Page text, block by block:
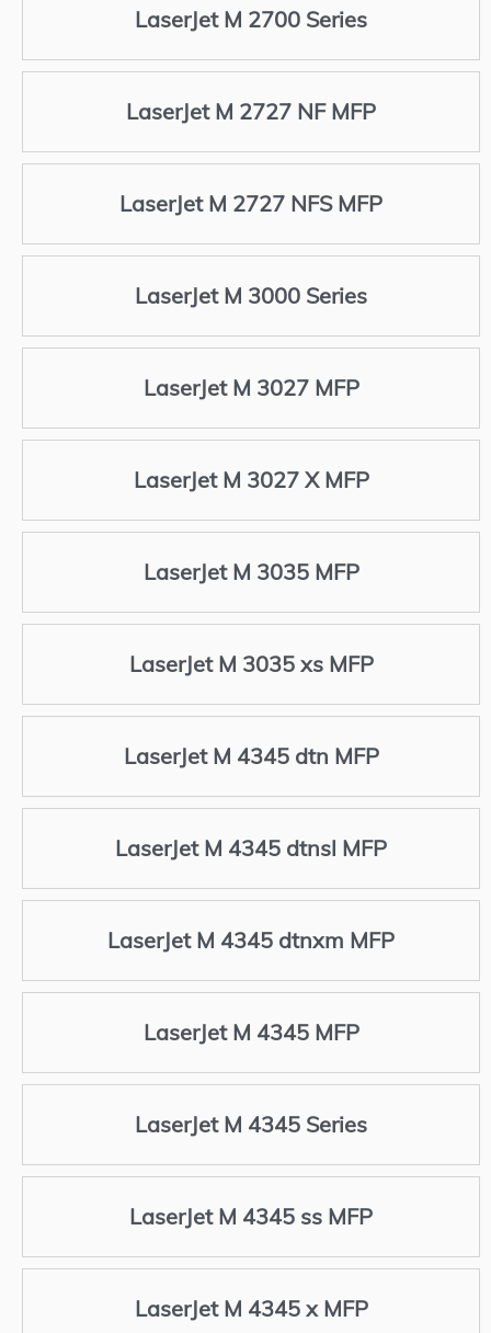
LaserJet M 2700 Series
LaserJet M 2727 NF MFP
LaserJet M 2727 NFS MFP
LaserJet M 3000 Series
LaserJet M 3027 MFP
LaserJet M 3027 X MFP
LaserJet M 3035 MFP
LaserJet M 3035 xs MFP
LaserJet M 4345 dtn MFP
LaserJet M 4345 dtnsl MFP
LaserJet M 4345 dtnxm MFP
LaserJet M 4345 MFP
LaserJet M 4345 Series
LaserJet M 4345 ss MFP
LaserJet M 4345 x MFP